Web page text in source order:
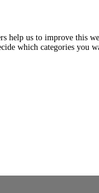
help us to improve this
which categories you